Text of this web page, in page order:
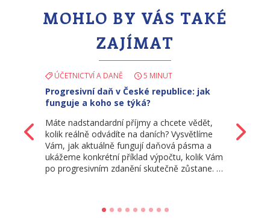
MOHLO BY VÁS TAKÉ
ZAJÍMAT
Zpět
ÚČETNICTVÍ A DANĚ 5 MINUT
Progresivní daň v České republice: jak
funguje a koho se týká?
Máte nadstandardní příjmy a chcete vědět,
kolik reálně odvádíte na daních? Vysvětlíme
Vám, jak aktuálně fungují daňová pásma a
ukážeme konkrétní příklad výpočtu, kolik Vám
po progresivním zdanění skutečně zůstane. …